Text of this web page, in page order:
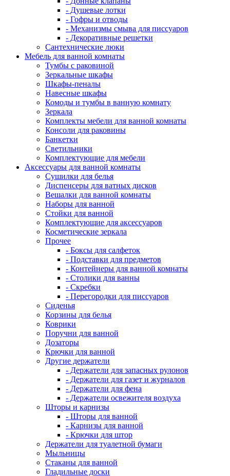
- Душевые лотки
- Гофры и отводы
- Механизмы смыва для писсуаров
- Декоративные решетки
Сантехнические люки
Мебель для ванной комнаты
Тумбы с раковиной
Зеркальные шкафы
Шкафы-пеналы
Навесные шкафы
Комоды и тумбы в ванную комнату
Зеркала
Комплекты мебели для ванной комнаты
Консоли для раковины
Банкетки
Светильники
Комплектующие для мебели
Аксессуары для ванной комнаты
Сушилки для белья
Диспенсеры для ватных дисков
Вешалки для ванной комнаты
Наборы для ванной
Стойки для ванной
Комплектующие для аксессуаров
Косметические зеркала
Прочее
- Боксы для салфеток
- Подставки для предметов
- Контейнеры для ванной комнаты
- Столики для ванны
- Скребки
- Перегородки для писсуаров
Сиденья
Корзины для белья
Коврики
Поручни для ванной
Дозаторы
Крючки для ванной
Другие держатели
- Держатели для запасных рулонов
- Держатели для газет и журналов
- Держатели для фена
- Держатели освежителя воздуха
Шторы и карнизы
- Шторы для ванной
- Карнизы для ванной
- Крючки для штор
Держатели для туалетной бумаги
Мыльницы
Стаканы для ванной
Гладильные доски